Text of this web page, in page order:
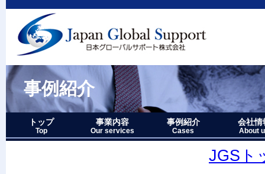
事例紹介
トップ
Top
事業内容
Our services
事例紹介
Cases
事例紹介－全件表示
アジア・オセアニア地域
中近東・アフリカ地域
会社情
About
会社情報
アクセス
沿革
企業理念
代表者略歴
経営七か条
当社のロ
JGSト